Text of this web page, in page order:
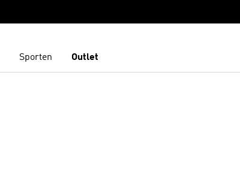
Sporten Outlet